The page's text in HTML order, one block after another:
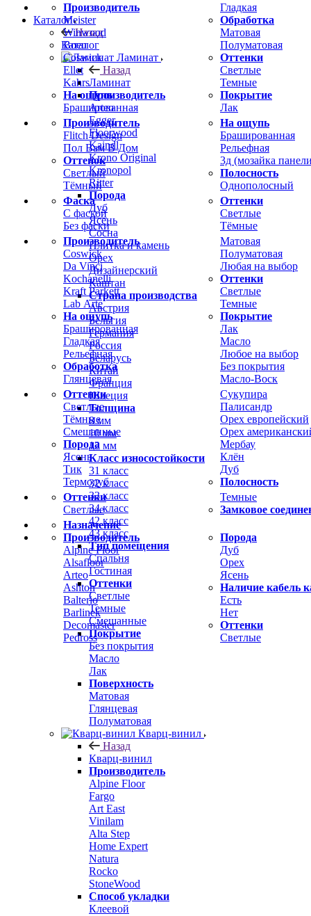
Производитель
Meister
Winwood
Boen
Coswick
Ellet
Kahrs
На ощупь
Брашированная
Гладкая
Обработка
Матовая
Полуматовая
Оттенки
Светлые
Темные
Покрытие
Лак
Производитель
Flitch Design
Пол Вам В Дом
Оттенок
Светлый
Тёмный
На ощупь
Брашированная
Рельефная
3д (мозайка
Полосность
Однополосный
Фаска
С фаской
Без фаски
Оттенки
Светлые
Тёмные
Производитель
Coswick
Da Vinci
Kochanelli
Kraft Parkett
Lab Arte
На ощупь
Брашированная
Гладкая
Рельефная
Обработка
Глянцевая
Матовая
Полуматовая
Любая на выбор
Оттенки
Светлые
Темные
Покрытие
Лак
Масло
Любое на выбор
Без покрытия
Масло-Воск
Оттенки
Светлые
Тёмные
Смешанные
Порода
Ясень
Тик
Термодуб
Сукупира
Палисандр
Орех европейский
Орех
Мербау
Клён
Дуб
Полосность
Оттенки
Светлые
Темные
Замковое
Назначение
Производитель
Alpine Floor
Alsafloor
Arteo
Ashton
Balterio
Barlinek
Decomaster
Pedross
Порода
Дуб
Орех
Ясень
Наличие кабель
Есть
Нет
Оттенки
Светлые
Каталог
Назад
Каталог
Ламинат
Назад
Ламинат
Производитель
Arteo
Egger
Floorwood
Kaindl
Krono Original
Kronopol
Ritter
Порода
Дуб
Ясень
Сосна
Плитка и камень
Орех
Дизайнерский
Каштан
Страна производства
Австрия
Бельгия
Германия
Россия
Беларусь
Китай
Франция
Швеция
Толщина
8 мм
10 мм
12 мм
Класс износостойкости
31 класс
32 класс
33 класс
34 класс
42 класс
43 класс
Тип помещения
Спальня
Гостиная
Оттенки
Светлые
Темные
Смешанные
Покрытие
Без покрытия
Масло
Лак
Поверхность
Матовая
Глянцевая
Полуматовая
Кварц-винил
Назад
Кварц-винил
Производитель
Alpine Floor
Fargo
Art East
Vinilam
Alta Step
Home Expert
Natura
Rocko
StoneWood
Способ укладки
Клеевой